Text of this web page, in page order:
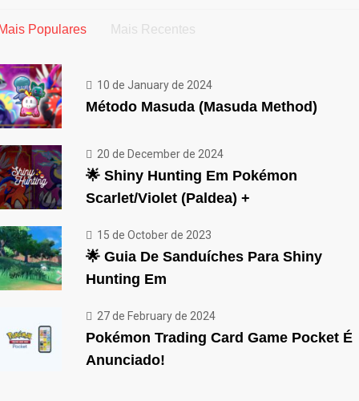
Populares Mais Recentes
10 de January de 2024
Método Masuda (Masuda Method)
20 de December de 2024
🌟 Shiny Hunting Em Pokémon
Scarlet/Violet (Paldea) +
15 de October de 2023
🌟 Guia De Sanduíches Para Shiny
Hunting Em
27 de February de 2024
Pokémon Trading Card Game Pocket É
Anunciado!